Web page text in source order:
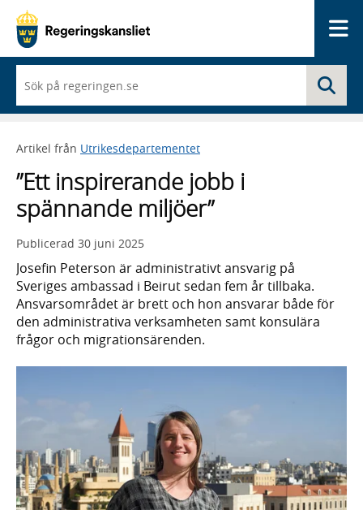
du
börjar
skriva
framträder
lista
med
sökförslag
Artikel från Utrikesdepartementet
”Ett inspirerande jobb i
spännande miljöer”
Publicerad 30 juni 2025
Josefin Peterson är administrativt ansvarig på
Sveriges ambassad i Beirut sedan fem år tillbaka.
Ansvarsområdet är brett och hon ansvarar både för
den administrativa verksamheten samt konsulära
frågor och migrationsärenden.